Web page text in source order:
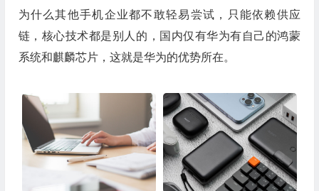
为什么其他手机企业都不敢轻易尝试，只能依赖供应
链，核心技术都是别人的，国内仅有华为有自己的鸿蒙
系统和麒麟芯片，这就是华为的优势所在。